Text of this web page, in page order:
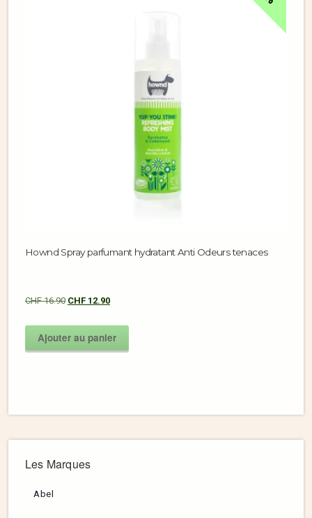
Hownd Spray parfumant hydratant Anti Odeurs tenaces
CHF16.90 CHF 12.90
Ajouter au panier
Les Marques
Abel